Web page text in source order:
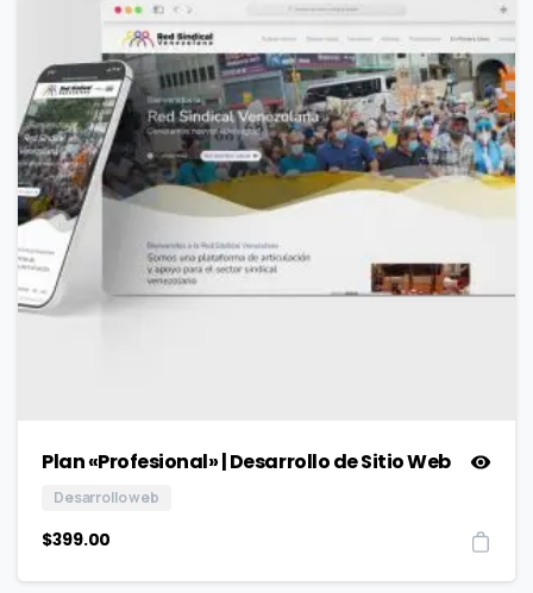
Plan «Profesional» | Desarrollo de Sitio Web
Desarrollo web
$399.00